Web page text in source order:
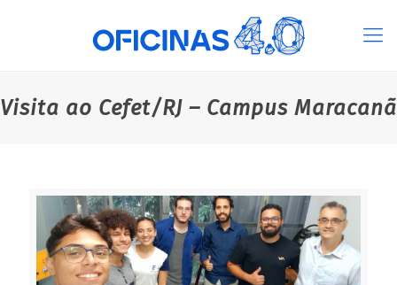
Visita ao Cefet/RJ – Campus Maracanã